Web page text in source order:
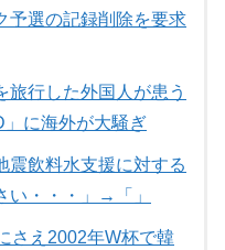
予選の記録削除を要求
旅行した外国人が患う
に海外が大騒ぎ
震飲料水支援に対する
い・・・」→「」
さえ2002年W杯で韓